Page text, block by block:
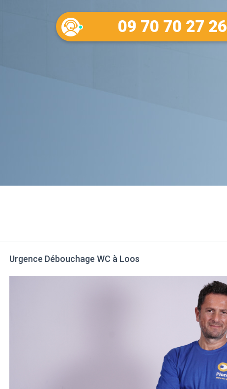
09 70 70 27 26
Urgence Débouchage WC à Loos